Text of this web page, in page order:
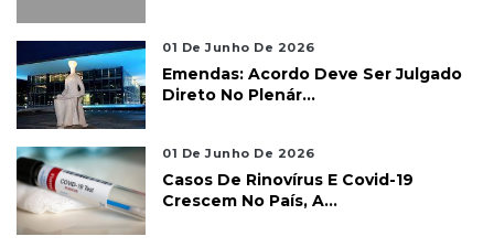
01 De Junho De 2026
Emendas: Acordo Deve Ser Julgado
Direto No Plenár...
01 De Junho De 2026
Casos De Rinovírus E Covid-19
Crescem No País, A...